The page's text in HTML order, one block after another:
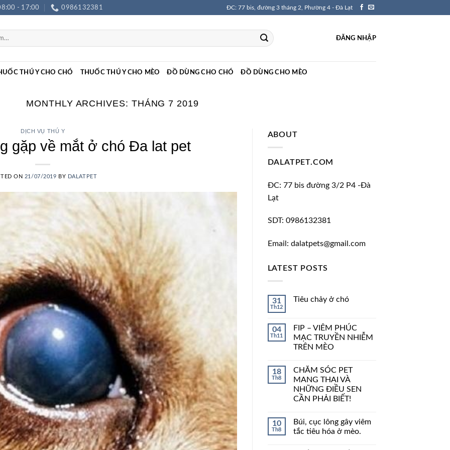
- 17:00 0986132381 ĐC: 77 bis, đường 3 tháng 2, Phường 4 - Đà Lạt
ĐĂNG NHẬP
THÚ Y CHO CHÓ THUỐC THÚ Y CHO MÈO ĐỒ DÙNG CHO CHÓ ĐỒ DÙNG CHO MÈO
MONTHLY ARCHIVES: THÁNG 7 2019
DỊCH VỤ THÚ Y
gặp về mắt ở chó Đa lat pet
ON 21/07/2019 BY DALATPET
ABOUT
DALATPET.COM
ĐC: 77 bis đường 3/2 P4 -Đà
Lạt
SDT: 0986132381
Email: dalatpets@gmail.com
LATEST POSTS
31
Th12
Tiêu chảy ở chó
04
Th11
FIP – VIÊM PHÚC
MẠC TRUYỀN NHIỄM
TRÊN MÈO
18
Th8
CHĂM SÓC PET
MANG THAI VÀ
NHỮNG ĐIỀU SEN
CẦN PHẢI BIẾT!
10
Th8
Búi, cục lông gây viêm
tắc tiêu hóa ở mèo.